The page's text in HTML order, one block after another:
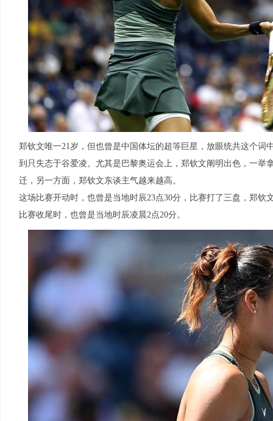
郑钦文唯一21岁，但也曾是中国体坛的超等巨星，放眼统共这个词
到只失态于谷爱凌。尤其是巴黎奥运会上，郑钦文阐明出色，一举
迁，另一方面，郑钦文东谈主气越来越高。
这场比赛开动时，也曾是当地时辰23点30分，比赛打了三盘，郑钦
比赛收尾时，也曾是当地时辰凌晨2点20分。